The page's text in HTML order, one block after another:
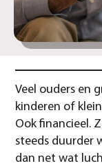
Veel ouders en
kinderen of
Ook financieel.
steeds duurder
dan net wat